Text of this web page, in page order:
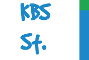
KBS
St.